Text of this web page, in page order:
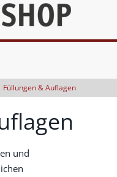
Füllungen & Auflagen
und